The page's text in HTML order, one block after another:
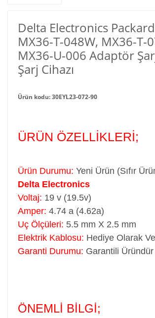
Delta Electronics
MX36-T-048W, MX36-T-
MX36-U-006 Adaptör
Şarj Cihazı
Ürün kodu: 30EYL23-072-90
ÜRÜN ÖZELLİKLERİ;
Ürün Durumu: Yeni Ürün (Sıfır
Delta Electronics
Voltaj: 19 v (19.5v)
Amper: 4.74 a (4.62a)
Uç Ölçüleri: 5.5 mm X 2.5 mm
Elektrik Kablosu: Hediye Olarak
Garanti Durumu: Garantili
ÖNEMLİ BİLGİ;